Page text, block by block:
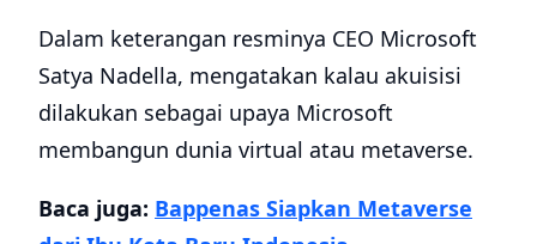
Dalam keterangan resminya CEO Microsoft
Satya Nadella, mengatakan kalau akuisisi
dilakukan sebagai upaya Microsoft
membangun dunia virtual atau metaverse.
Baca juga: Bappenas Siapkan Metaverse